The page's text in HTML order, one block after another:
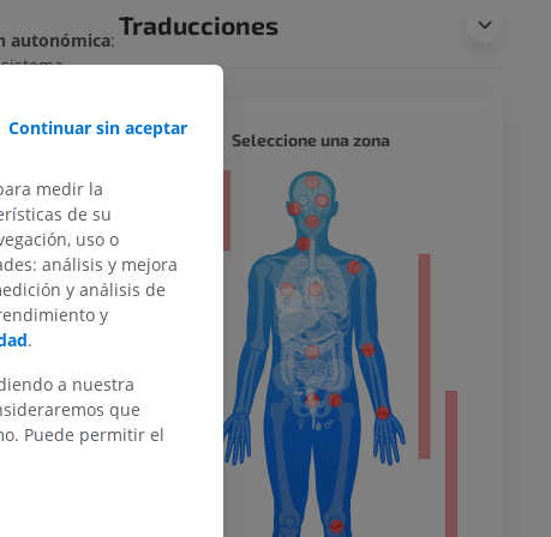
autonómica:
neuronas
(ACh)
originan en
extienden a
los
el
fibras
(nervio
para
Traducciones
miembro
inferior
Seleccione una zona
Continuar sin aceptar
medir la
de su
uso o
análisis y mejora
y análisis de
y
.
a nuestra
que
Puede permitir el